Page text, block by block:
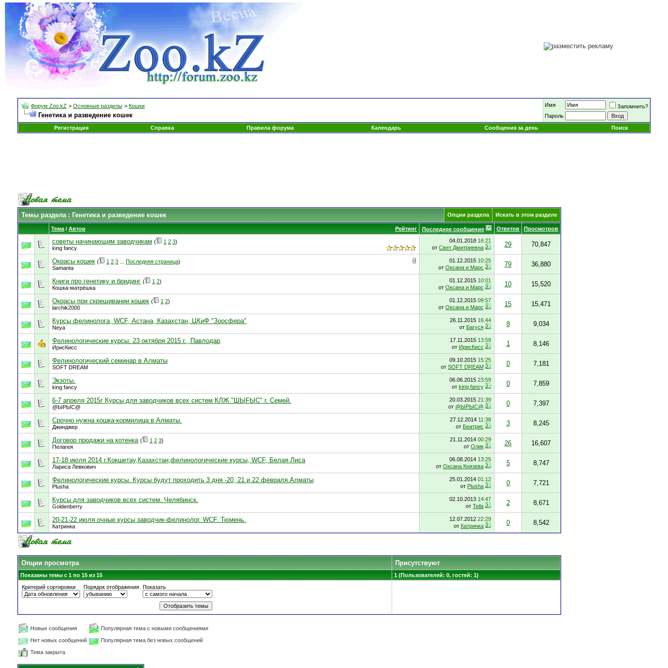
Форум Zoo.kZ > Основные разделы > Кошки
Генетика и разведение кошек
Имя
Запомнить?
Пароль
Регистрация
Справка Правила форума Календарь Сообщения за день Поиск
Темы раздела: Генетика и разведение кошек Опции раздела Искать в этом разделе
Рейтинг
Тема / Автор Последнее сообщение Ответов Просмотров
советы начинающим заводчикам ( 1 2 3)
king fancy
04.01.2018 16:21
от Свет Дмитриевна 29 70,847
Окрасы кошек ( 1 2 3 Последняя страница)
Samanta
01.12.2015 10:25
от Оксана и Марс 79 36,880
Книги про генетику и бридинг ( 1 2)
Кошка-матрёшка
01.12.2015 10:01
от Оксана и Марс 10 15,520
Окрасы при скрещивании кошек ( 1 2)
larchik2000
01.12.2015 09:57
от Оксана и Марс 15 15,471
Курсы фелинолога, WCF, Астана, Казахстан, ЦКиФ "Зоосфера"
Neya
26.11.2015 16:44
от Багуся 8 9,034
Фелинологические курсы. 23 октября 2015 г., Павлодар
ИрисКисс
17.11.2015 13:59
от ИрисКисс 1 8,146
Фелинологический семинар в Алматы
SOFT DREAM
09.10.2015 15:25
от SOFT DREAM 0 7,181
Экзоты.
king fancy
06.06.2015 23:59
от king fancy 0 7,859
6-7 апреля 2015г Курсы для заводчиков всех систем КЛЖ "ШЫFЫС" г. Семей.
@ЫРЫС@
20.03.2015 21:39
от @ЫРЫС@ 0 7,397
Срочно нужна кошка-кормилица в Алматы.
Джинджер
27.12.2014 11:38
от Беатрис 3 8,245
Договор продажи на котенка ( 1 2 3)
Пелагея
21.11.2014 00:29
от Олик 26 16,607
17-18 июля 2014 г.Кокшетау,Казахстан,фелинологические курсы, WCF, Белая Лиса
Лариса Левкович
06.08.2014 13:25
от Оксана Князева 5 8,747
Фелинологические курсы. Курсы будут проходить 3 дня -20, 21 и 22 февраля.Алматы
Plusha
25.01.2014 01:12
от Plusha 0 7,721
Курсы для заводчиков всех систем. Челябинск.
Goldenberry
02.10.2013 14:47
от Teila 2 8,671
20-21-22 июля очные курсы заводчик-фелинолог. WCF. Тюмень.
Катринка
12.07.2012 22:29
от Катринка 0 8,542
Опции просмотра Присутствуют
Показаны темы с 1 по 15 из 15
1 (Пользователей: 0, гостей: 1)
Критерий сортировки
Порядок отображения Показать
Новые сообщения
Популярная тема с новыми сообщениями
Нет новых сообщений
Популярная тема без новых сообщений
Тема закрыта